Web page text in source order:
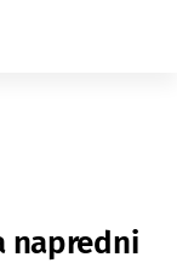
napredni